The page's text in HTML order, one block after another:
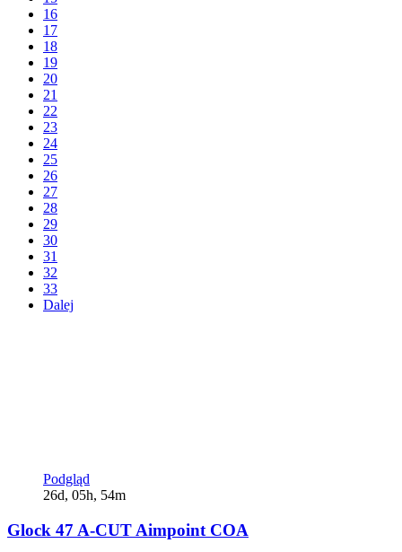
16
17
18
19
20
21
22
23
24
25
26
27
28
29
30
31
32
33
Dalej
Podgląd
26d, 05h, 54m
Glock 47 A-CUT Aimpoint COA